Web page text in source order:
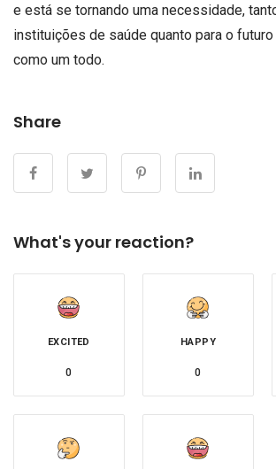
e está se tornando uma necessidade,
instituições de saúde quanto para o
como um todo.
Share
What's your reaction?
EXCITED
0
HAPPY
0